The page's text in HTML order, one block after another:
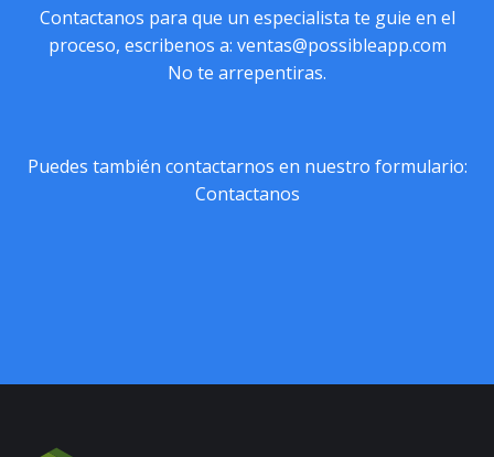
Contactanos para que un especialista te guie en el
proceso, escribenos a: ventas@possibleapp.com
No te arrepentiras.
Puedes también contactarnos en nuestro formulario:
Contactanos